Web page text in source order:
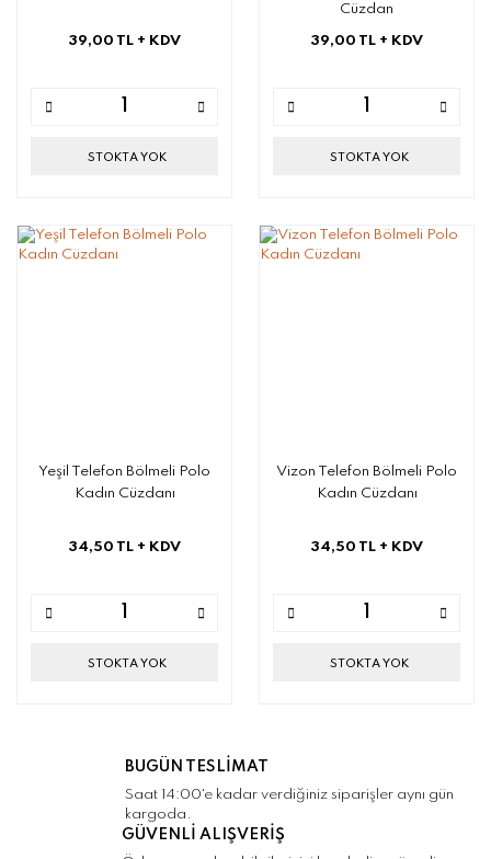
39,00 TL + KDV
STOKTA YOK
Cüzdan
39,00 TL + KDV
STOKTA YOK
Yeşil Telefon Bölmeli Polo
Kadın Cüzdanı
34,50 TL + KDV
STOKTA YOK
Vizon Telefon Bölmeli Polo
Kadın Cüzdanı
34,50 TL + KDV
STOKTA YOK
BUGÜN TESLİMAT
Saat 14:00'e kadar verdiğiniz siparişler aynı gün
kargoda.
GÜVENLİ ALIŞVERİŞ